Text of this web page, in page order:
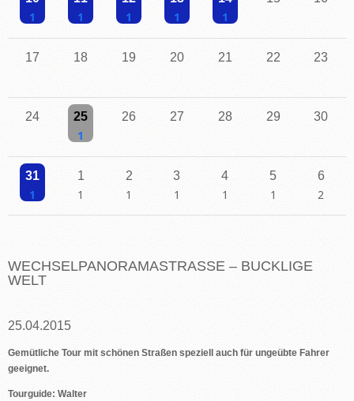
17 18 19 20 21 22 23
24 25 26 27 28 29 30
31 1 2 3 4 5 6
WECHSELPANORAMASTRASSE – BUCKLIGE W
ELT
25.04.2015
Gemütliche Tour mit schönen Straßen speziell auch für ungeübte Fahrer
geeignet.
Tourguide: Walter